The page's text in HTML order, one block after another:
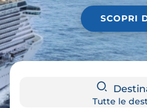
SCOPRI
Tutte le